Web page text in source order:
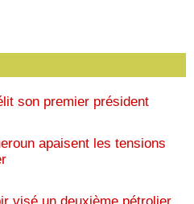
son premier président
apaisent les tensions
visé un deuxième pétrolier